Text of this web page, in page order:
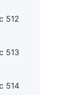
512
513
514